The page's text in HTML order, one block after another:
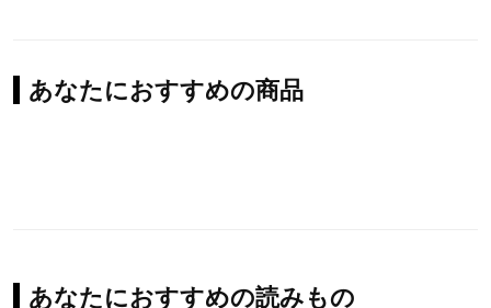
あなたにおすすめの商品
あなたにおすすめの読みもの